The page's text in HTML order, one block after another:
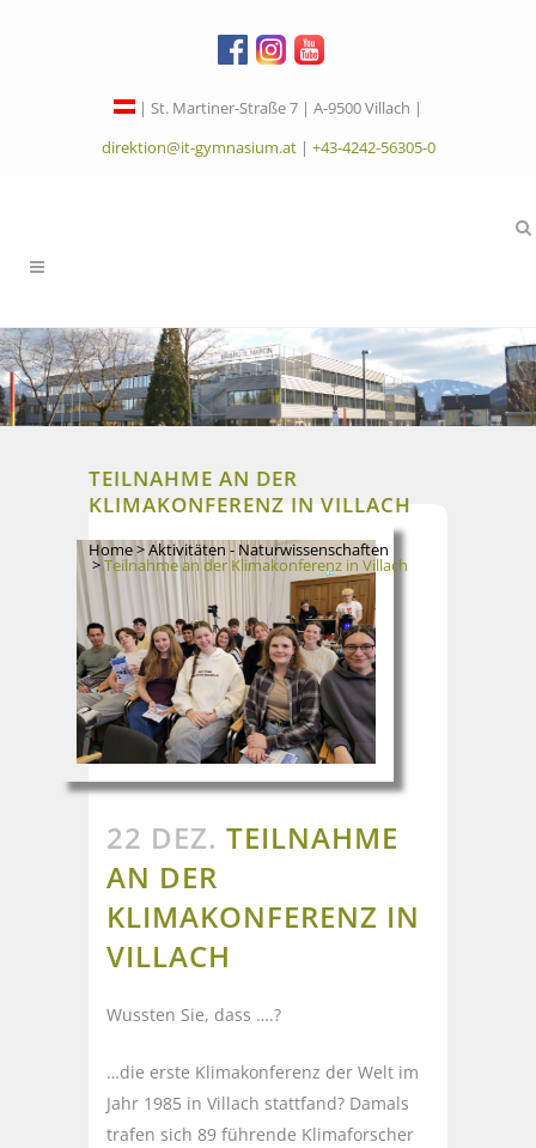
| St. Martiner-Straße 7 | A-9500 Villach |
direktion@it-gymnasium.at| +43-4242-56305-0
TEILNAHME AN DER
KLIMAKONFERENZ IN VILLACH
Home>Aktivitäten - Naturwissenschaften
>Teilnahme an der Klimakonferenz in Villach
22 DEZ. TEILNAHME
AN DER
KLIMAKONFERENZ IN
VILLACH
Wussten Sie, dass ….?
…die erste Klimakonferenz der Welt im
Jahr 1985 in Villach stattfand? Damals
trafen sich 89 führende Klimaforscher